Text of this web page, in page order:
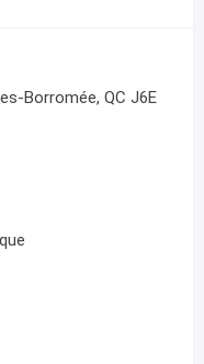
Borromée, QC J6E